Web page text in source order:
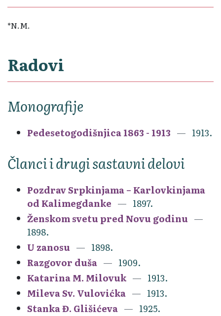
*N.M.
Radovi
Monografije
Pedesetogodišnjica 1863 - 1913 1913.
Članci i drugi sastavni delovi
Pozdrav Srpkinjama – Karlovkinjama
od Kalimegdanke
1897.
Ženskom svetu pred Novu godinu
1898.
U zanosu
1898.
Razgovor duša
1909.
Katarina M. Milovuk
1913.
Mileva Sv. Vulovićka
1913.
Stanka Đ. Glišićeva
1925.